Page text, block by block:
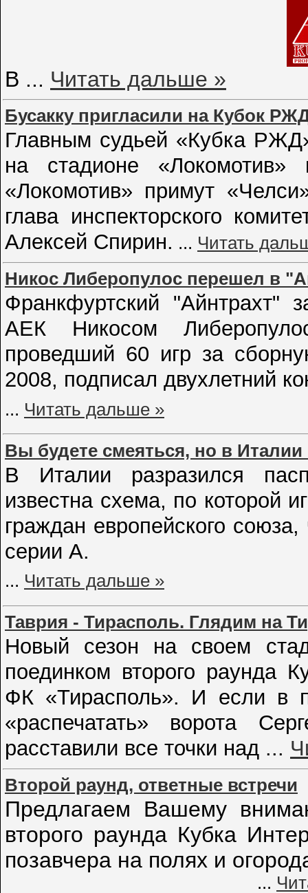
В ... Читать дальше »
Бусакку пригласили на Кубок
Главным судьей «Кубка
на стадионе
«Локомотив» примут
глава инспекторского
Алексей Спирин. ... Читать
Никос Либеропулос перешел в
Франкфуртский "Айнтрахт"
АЕК Никосом
проведший 60 игр за
2008, подписал двухлетний
... Читать дальше »
Вы будете смеяться, но в Италии
В Италии разразился
известна схема, по которой
граждан европейского
серии А.
... Читать дальше »
Таврия - Тирасполь. Глядим на
Новый сезон на своем
поединком второго раунда
ФК «Тирасполь». И если в
«распечатать» ворота
расставили все точки над ...
Второй раунд, ответные встречи
Предлагаем Вашему
второго раунда Кубка
позавчера на полях и
...